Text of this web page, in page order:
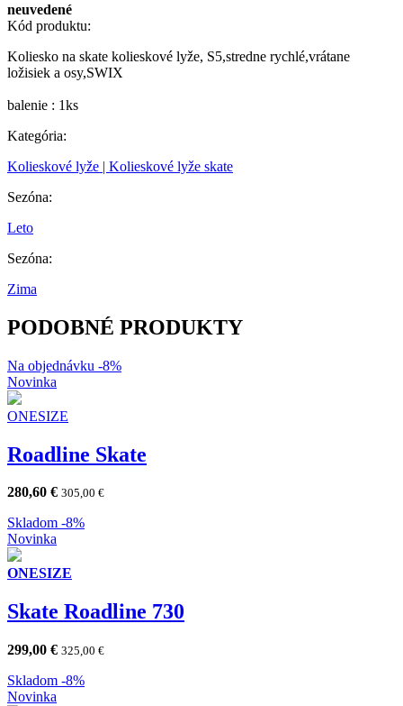
neuvedené
Kód produktu:
Koliesko na skate kolieskové lyže, S5,stredne rychlé,vrátane
ložisiek a osy,SWIX
balenie : 1ks
Kategória:
Kolieskové lyže | Kolieskové lyže skate
Sezóna:
Leto
Sezóna:
Zima
PODOBNÉ PRODUKTY
Na objednávku -8%
Novinka
ONESIZE
Roadline Skate
280,60 € 305,00 €
Skladom -8%
Novinka
ONESIZE
Skate Roadline 730
299,00 € 325,00 €
Skladom -8%
Novinka